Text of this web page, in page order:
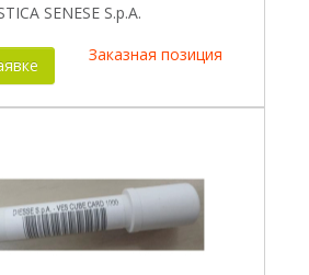
SENESE S.p.A.
Заказная позиция